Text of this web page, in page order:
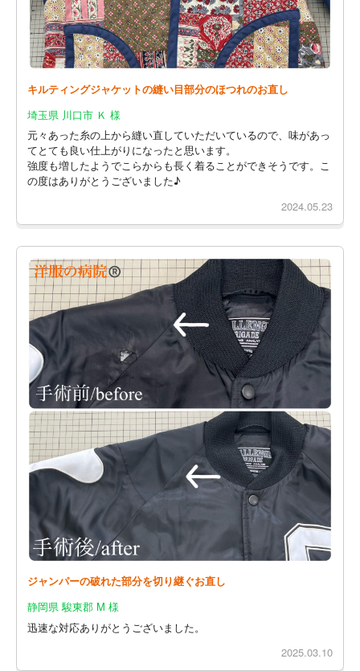
キルティングジャケットの縫い目部分のほつれのお直し
埼玉県 川口市 Ｋ 様
元々あった糸の上から縫い直していただいているので、味があっ
てとても良い仕上がりになったと思います。
強度も増したようでこらからも長く着ることができそうです。こ
の度はありがとうございました♪
2024.05.23
ジャンパーの破れた部分を切り継ぐお直し
静岡県 駿東郡 M 様
迅速な対応ありがとうございました。
2025.03.10